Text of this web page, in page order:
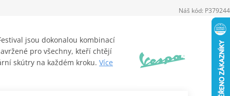
jsou dokonalou kombinací
pro všechny, kteří chtějí
skútry na každém kroku. Více
Náš kód: P379244